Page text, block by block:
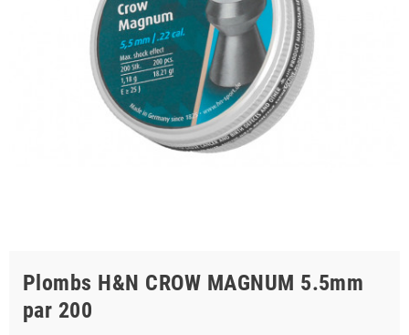
Plombs H&N CROW MAGNUM 5.5mm
par 200